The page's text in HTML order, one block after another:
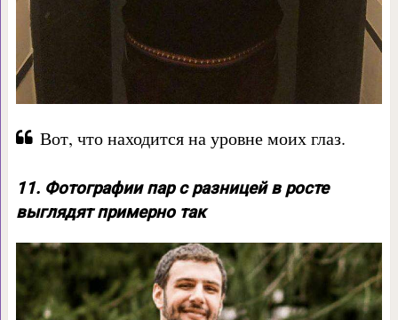
Вот, что находится на уровне моих глаз.
11. Фотографии пар с разницей в росте
выглядят примерно так